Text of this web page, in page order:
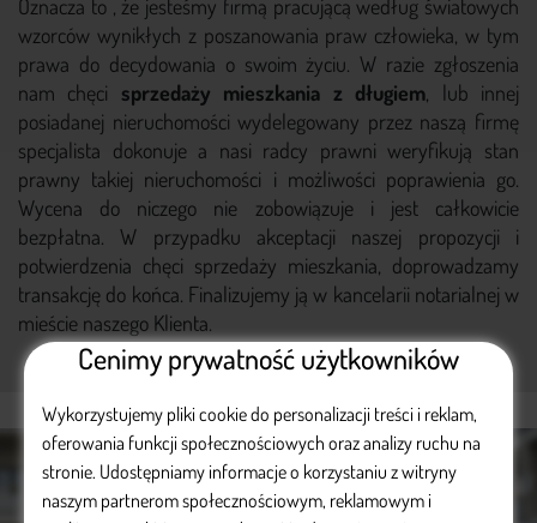
Oznacza to , że jesteśmy firmą pracującą według światowych
wzorców wynikłych z poszanowania praw człowieka, w tym
prawa do decydowania o swoim życiu. W razie zgłoszenia
nam chęci sprzedaży mieszkania z długiem , lub innej
posiadanej nieruchomości wydelegowany przez naszą firmę
specjalista dokonuje a nasi radcy prawni weryfikują stan
prawny takiej nieruchomości i możliwości poprawienia go.
Wycena do niczego nie zobowiązuje i jest całkowicie
bezpłatna. W przypadku akceptacji naszej propozycji i
potwierdzenia chęci sprzedaży mieszkania, doprowadzamy
transakcję do końca. Finalizujemy ją w kancelarii notarialnej w
mieście naszego Klienta.
Cenimy prywatność użytkowników
Wykorzystujemy pliki cookie do personalizacji treści i reklam,
oferowania funkcji społecznościowych oraz analizy ruchu na
stronie. Udostępniamy informacje o korzystaniu z witryny
naszym partnerom społecznościowym, reklamowym i